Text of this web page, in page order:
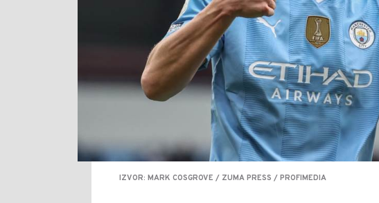
IZVOR: MARK COSGROVE / ZUMA PRESS / PROFIMEDIA